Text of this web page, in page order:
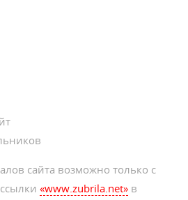
сайта возможно только с
«www.zubrila.net» в